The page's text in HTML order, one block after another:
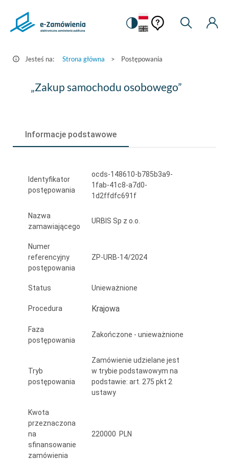
Postępowania
Zamówienia.gov.pl
Zmiana
na
kontrastową
Pomoc
kontekstowa
Pomoc
Moje
Jesteś na: Strona główna > Postępowania
„Zakup
samochodu
„Zakup samochodu osobowego”
Informacje podstawowe
Identyfikator
postępowania
ocds-148610-b785b3a9-
1fab-41c8-a7d0-
1d2ffdfc691f
Nazwa
zamawiającego
URBIS Sp z o.o.
Numer
referencyjny
postępowania
ZP-URB-14/2024
Status Unieważnione
Procedura Krajowa
Faza
postępowania
Zakończone - unieważnione
Tryb
postępowania
Zamówienie udzielane jest
w trybie podstawowym na
podstawie: art. 275 pkt 2
ustawy
Kwota
przeznaczona
na
sfinansowanie
zamówienia
220000 PLN